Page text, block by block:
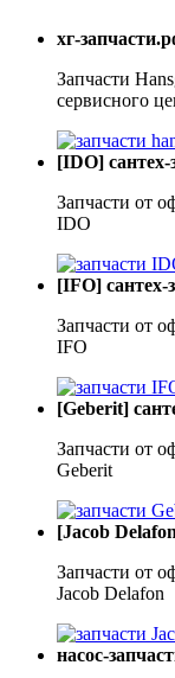
хг-
Запчасти
сервисного
[IDO]
Запчасти от
IDO
[IFO] сантех-
Запчасти от
IFO
[Geberit]
Запчасти от
Geberit
[Jacob
Запчасти от
Jacob Delafon
насос-